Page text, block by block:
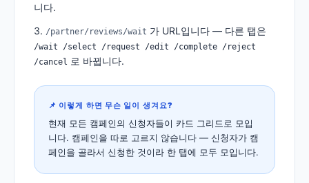
니다.
/partner/reviews/wait 가 URL입니다 — 다른 탭은
/wait /select /request /edit /complete /reject
/cancel 로 바뀝니다.
📌 이렇게 하면 무슨 일이 생겨요?
현재 모든 캠페인의 신청자들이 카드 그리드로 모입
니다. 캠페인을 따로 고르지 않습니다 — 신청자가 캠
페인을 골라서 신청한 것이라 한 탭에 모두 모입니다.